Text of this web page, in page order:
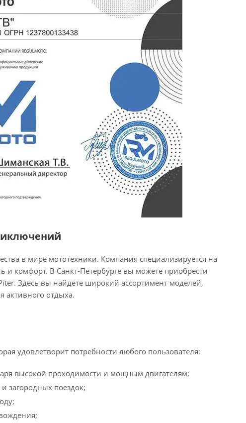
в мире мототехники. Компания специализируется на
и комфорт. В Санкт-Петербурге вы можете приобрести
Здесь вы найдёте широкий ассортимент моделей,
активного отдыха.
удовлетворит потребности любого пользователя:
высокой проходимости и мощным двигателям;
загородных поездок;